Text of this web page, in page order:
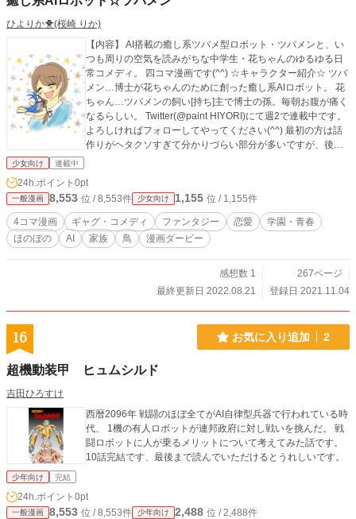
ひよりか🐥(桜崎 りか)
【内容】 AI搭載の癒し系ツバメ型ロボット・ツバメンと、い
つも周りの空気を読みがちな中学生・花ちゃんのゆるゆる日
常コメディ。 四コマ漫画です(^^) ☆キャラクター紹介☆ ツバ
メン…博士が花ちゃんのために創った癒し系AIロボット。 花
ちゃん…ツバメンの飼い[持ち]主で博士の孫。毎朝お腹が痛く
なるらしい。 Twitter(@paint HIYORI)にて週2で連載中です。
よろしければフォローしてやってください(^^) 最初の方は話
作りがヘタクソすぎて分かりづらい部分が多いですが、後半
さい。
少女向け 連載中
24h.ポイント 0pt
一般漫画 8,553 位 / 8,553件 少女向け 1,155 位 / 1,155件
4コマ漫画 ギャグ・コメディ ファンタジー 恋愛
学園・青春
ほのぼの
AI 家族 鳥 漫画ダービー
感想数 1
267ページ
最終更新日 2022.08.21
登録日 2021.11.04
16 お気に入り追加 2
超機動装甲 ヒュムシルド
吉田ひろすけ
西暦2096年 戦闘のほぼ全てがAI自律型兵器で行われている時
代、 1機の有人ロボットが連邦政府に対し戦いを挑んだ。 戦
闘ロボットに人が乗るメリットについて考えてみた話です。
10話完結です、最後まで読んでいただけるとうれしいです。
少年向け 完結
24h.ポイント 0pt
一般漫画 8,553 位 / 8,553件 少年向け 2,488 位 / 2,488件